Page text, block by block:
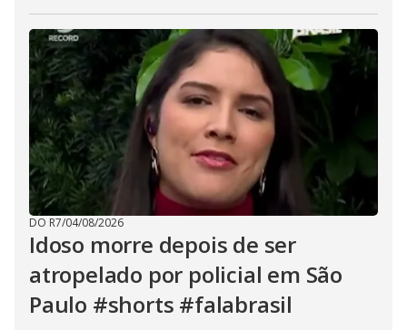
DO R7/04/08/2026
Idoso morre depois de ser
atropelado por policial em São
Paulo #shorts #falabrasil